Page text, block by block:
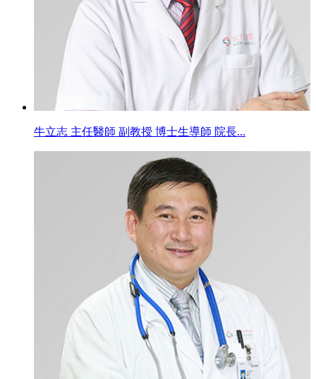
牛立志 主任醫師 副教授 博士生導師 院長...